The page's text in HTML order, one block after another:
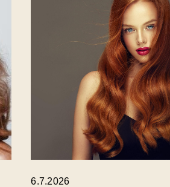
6.7.2026